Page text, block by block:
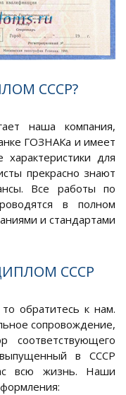
СССР?
наша компания,
ГОЗНАКа и имеет
для
прекрасно знают
Все работы по
в полном
и стандартами
СССР
обратитесь к нам.
сопровождение,
соответствующего
в СССР
всю жизнь. Наши